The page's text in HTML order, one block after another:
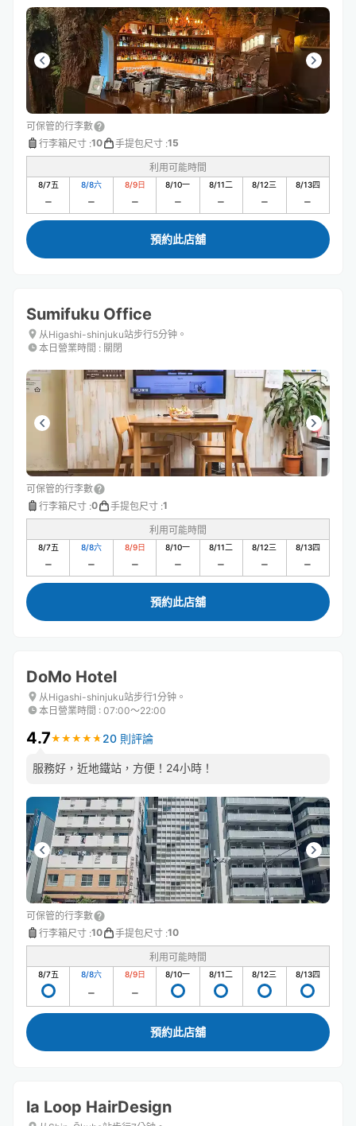
可保管的行李數
行李箱尺寸 :10 手提包尺寸 :15
利用可能時間
8/7五 8/8六 8/9日 8/10一 8/11二 8/12三 8/13四
預約此店舖
Sumifuku Office
从Higashi-shinjuku站步行5分钟。
本日營業時間 : 關閉
可保管的行李數
行李箱尺寸 :0 手提包尺寸 :1
利用可能時間
8/7五 8/8六 8/9日 8/10一 8/11二 8/12三 8/13四
預約此店舖
DoMo Hotel
从Higashi-shinjuku站步行1分钟。
本日營業時間 : 07:00〜22:00
4.7★ ★ ★ ★ ★
★ ★ ★ ★ ★ 20 則評論
服務好，近地鐵站，方便！24小時！
可保管的行李數
行李箱尺寸 :10 手提包尺寸 :10
利用可能時間
8/7五 8/8六 8/9日 8/10一 8/11二 8/12三 8/13四
預約此店舖
la Loop HairDesign